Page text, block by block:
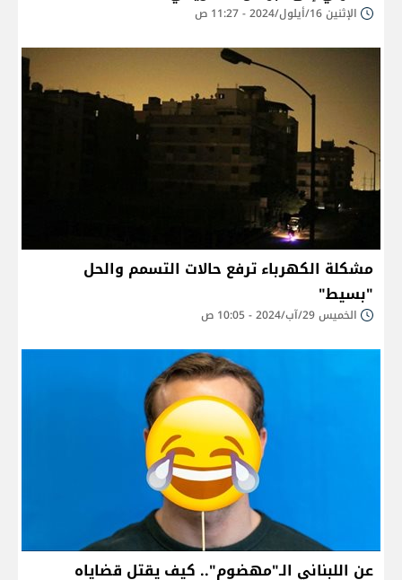
الإثنين 16/أيلول/2024 - 11:27 ص
مشكلة الكهرباء ترفع حالات التسمم والحل
"بسيط"
الخميس 29/آب/2024 - 10:05 ص
عن اللبناني الـ"مهضوم".. كيف يقتل قضاياه